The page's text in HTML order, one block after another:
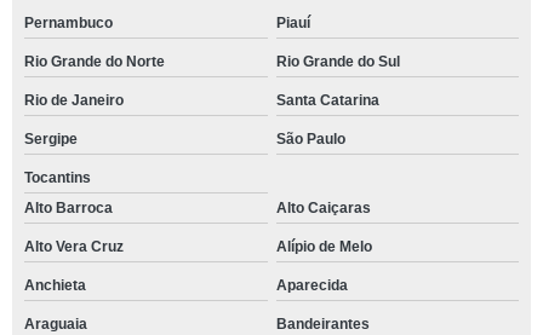
Pernambuco Piauí
Rio Grande do Norte Rio Grande do Sul
Rio de Janeiro Santa Catarina
Sergipe São Paulo
Tocantins
Alto Barroca
Alto Caiçaras
Alto Vera Cruz Alípio de Melo
Anchieta Aparecida
Araguaia Bandeirantes